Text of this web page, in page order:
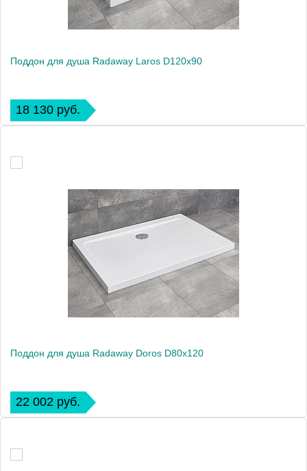
Поддон для душа Radaway Laros D120x90
18 130 руб.
Поддон для душа Radaway Doros D80x120
22 002 руб.